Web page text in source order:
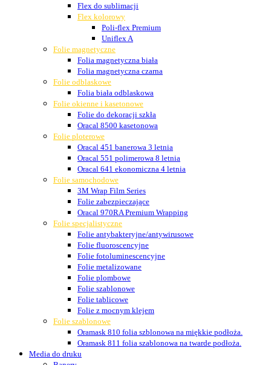
Flex do sublimacji
Flex kolorowy
Poli-flex Premium
Uniflex A
Folie magnetyczne
Folia magnetyczna biała
Folia magnetyczna czarna
Folie odblaskowe
Folia biała odblaskowa
Folie okienne i kasetonowe
Folie do dekoracji szkła
Oracal 8500 kasetonowa
Folie ploterowe
Oracal 451 banerowa 3 letnia
Oracal 551 polimerowa 8 letnia
Oracal 641 ekonomiczna 4 letnia
Folie samochodowe
3M Wrap Film Series
Folie zabezpieczające
Oracal 970RA Premium Wrapping
Folie specjalistyczne
Folie antybakteryjne/antywirusowe
Folie fluoroscencyjne
Folie fotoluminescencyjne
Folie metalizowane
Folie plombowe
Folie szablonowe
Folie tablicowe
Folie z mocnym klejem
Folie szablonowe
Oramask 810 folia szblonowa na miękkie podłoża.
Oramask 811 folia szablonowa na twarde podłoża.
Media do druku